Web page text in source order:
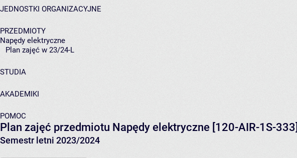
JEDNOSTKI ORGANIZACYJNE
PRZEDMIOTY
Napędy elektryczne
Plan zajęć w 23/24-L
STUDIA
AKADEMIKI
POMOC
Plan zajęć przedmiotu Napędy elektryczne [120-AIR-1S-333]
Semestr letni 2023/2024